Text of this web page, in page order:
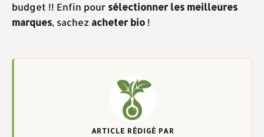
budget !! Enfin pour sélectionner les meilleures
marques, sachez acheter bio !
ARTICLE RÉDIGÉ PAR